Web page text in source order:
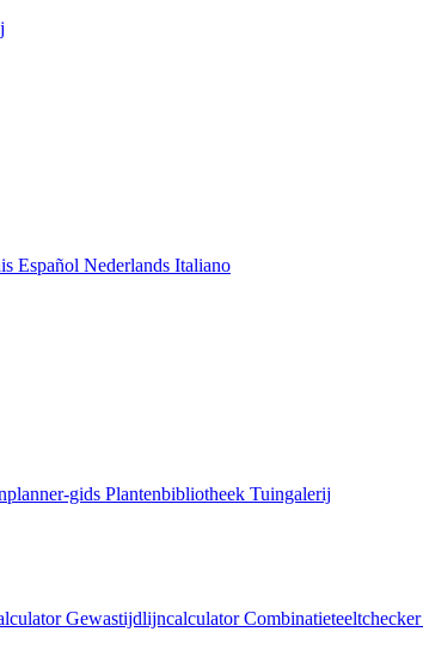
Español Nederlands Italiano
gids Plantenbibliotheek Tuingalerij
GewastijdlijncalculatorCombinatieteeltchecker